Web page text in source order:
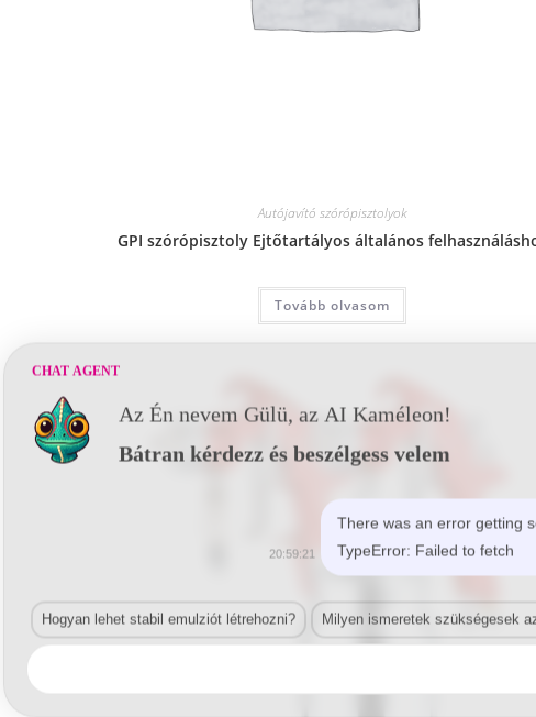
Autójavító szórópisztolyok
GPI szórópisztoly Ejtőtartályos általános
Tovább olvasom
CHAT AGENT
Az Én nevem Gülü, az AI Kaméleon!
Bátran kérdezz és beszélgess velem
There was an error getting
TypeError: Failed to fetch
20:59:21
Hogyan lehet stabil emulziót létrehozni? Milyen ismeretek szükségesek